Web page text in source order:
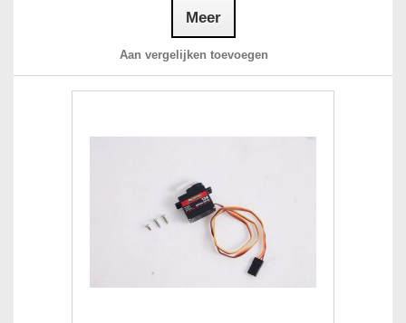
Meer
Aan vergelijken toevoegen